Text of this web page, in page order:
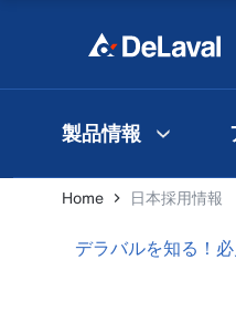
製品情報
Home 日本採用情報
デラバルを知る！